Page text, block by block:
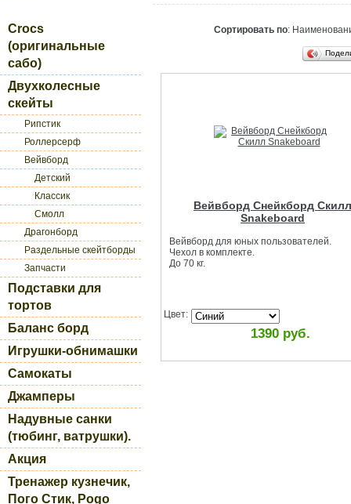
Crocs
(оригинальные
сабо)
Двухколесные
скейты
Рипстик
Роллерсерф
Вейвборд
Детский
Классик
Смолл
Драгонборд
Раздельные скейтборды
Запчасти
Подставки для
тортов
Баланс борд
Игрушки-обнимашки
Самокаты
Джамперы
Надувные санки
(тюбинг, ватрушки).
Акция
Тренажер кузнечик,
Пого Стик, Pogo
Сортировать по:
Вейвборд Снейкборд Скилл
Snakeboard
Вейвборд для юных пользователей.
Чехол в комплекте.
До 70 кг.
Цвет:
1390 руб.